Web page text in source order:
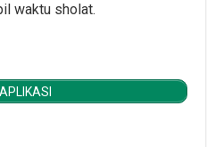
waktu sholat.